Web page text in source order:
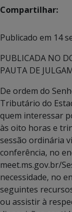
Compartilhar:
Publicado em 14
PUBLICADA NO
PAUTA DE
De ordem do
Tributário do
quem interessar
às oito horas e
sessão ordinária
conferência, no
meet.ms.gov.br/
necessidade, no
seguintes
ou assistir à